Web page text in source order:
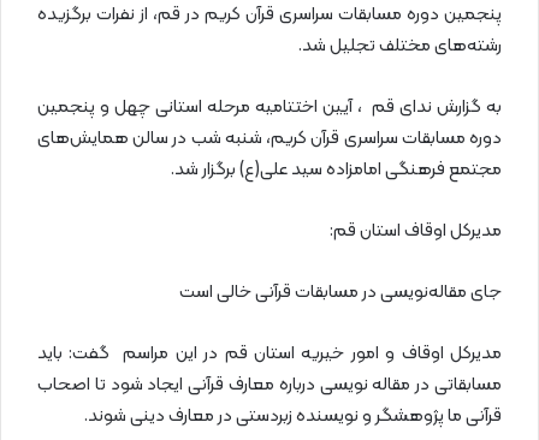
پنجمین دوره مسابقات سراسری قرآن کریم در قم، از نفرات برگزیده
رشته‌های مختلف تجلیل شد.
به گزارش ندای قم ، آیین اختتامیه مرحله استانی چهل و پنجمین
دوره مسابقات سراسری قرآن کریم، شنبه شب در سالن همایش‌های
مجتمع فرهنگی امامزاده سید علی(ع) برگزار شد.
مدیرکل اوقاف استان قم:
جای مقاله‌نویسی در مسابقات قرآنی خالی است
مدیرکل اوقاف و امور خیریه استان قم در این مراسم گفت: باید
مسابقاتی در مقاله نویسی درباره معارف قرآنی ایجاد شود تا اصحاب
قرآنی ما پژوهشگر و نویسنده زبردستی در معارف دینی شوند.